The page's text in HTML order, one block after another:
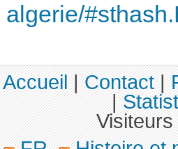
algerie/
Accueil|Contact|
|